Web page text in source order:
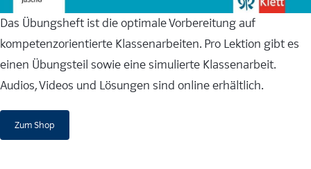
Das Übungsheft ist die optimale Vorbereitung auf
kompetenzorientierte Klassenarbeiten. Pro Lektion gibt es
einen Übungsteil sowie eine simulierte Klassenarbeit.
Audios, Videos und Lösungen sind online erhältlich.
Zum Shop